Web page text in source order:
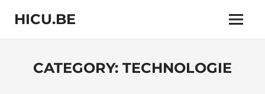
content
HICU.BE
"Hicu.be:
Ontdek
Menu
CATEGORY: TECHNOLOGIE